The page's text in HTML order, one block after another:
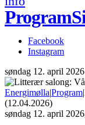
Program
Facebook
Instagram
søndag 12. april 2026
Energimølla|Program|
(12.04.2026)
søndag 12. april